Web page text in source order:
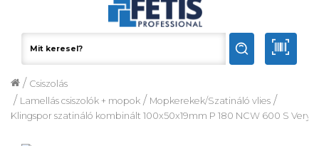
Klingspor szatináló kombinált 100x50x19mm P 180 NCW 600 S Very
/
Mopkerekek/Szatináló vlies
/
Lamellás csiszolók + mopok
/
Csiszolás
/